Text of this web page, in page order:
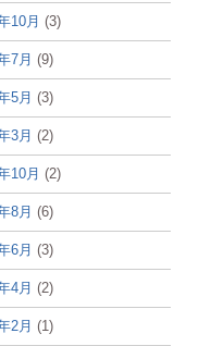
10月 (3)
7月 (9)
5月 (3)
3月 (2)
10月 (2)
8月 (6)
6月 (3)
4月 (2)
2月 (1)